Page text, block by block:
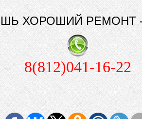
ХОРОШИЙ РЕМОНТ
8(812)041-16-22